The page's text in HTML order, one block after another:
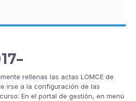
rellenas las actas LOMCE de
irse a la configuración de las
En el portal de gestión, en menú